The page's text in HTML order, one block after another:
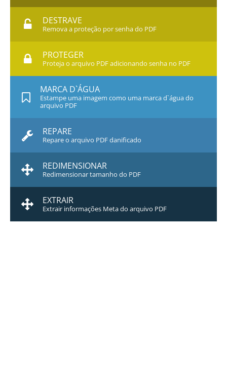
DESTRAVE
Remova a proteção por senha do PDF
PROTEGER
Proteja o arquivo PDF adicionando senha no PDF
MARCA D`ÁGUA
Estampe uma imagem como uma marca d`água do
arquivo PDF
REPARE
Repare o arquivo PDF danificado
REDIMENSIONAR
Redimensionar tamanho do PDF
EXTRAIR
Extrair informações Meta do arquivo PDF